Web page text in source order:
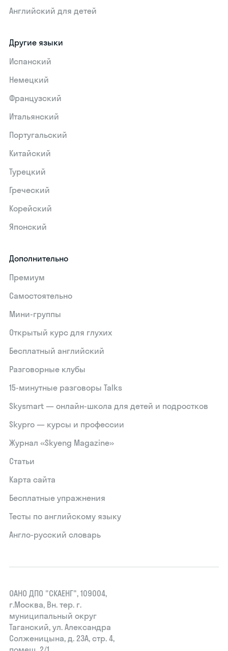
Английский для детей
Другие языки
Испанский
Немецкий
Французский
Итальянский
Португальский
Китайский
Турецкий
Греческий
Корейский
Японский
Дополнительно
Премиум
Самостоятельно
Мини-группы
Открытый курс для глухих
Бесплатный английский
Разговорные клубы
15‑минутные разговоры Talks
Skysmart — онлайн-школа для детей и подростков
Skypro — курсы и профессии
Журнал «Skyeng Magazine»
Статьи
Карта сайта
Бесплатные упражнения
Тесты по английскому языку
Англо-русский словарь
ОАНО ДПО "СКАЕНГ", 109004,
г.Москва, Вн. тер. г.
муниципальный округ
Таганский, ул. Александра
Солженицына, д. 23А, стр. 4,